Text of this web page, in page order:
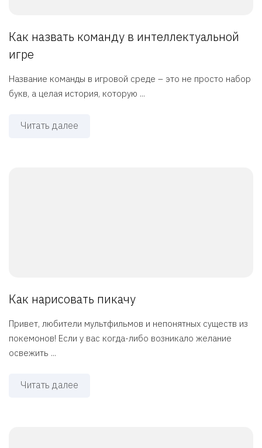
Как назвать команду в интеллектуальной
игре
Название команды в игровой среде – это не просто набор
букв, а целая история, которую ...
Читать далее
Как нарисовать пикачу
Привет, любители мультфильмов и непонятных существ из
покемонов! Если у вас когда-либо возникало желание
освежить ...
Читать далее